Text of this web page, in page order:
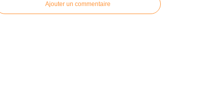
Ajouter un commentaire